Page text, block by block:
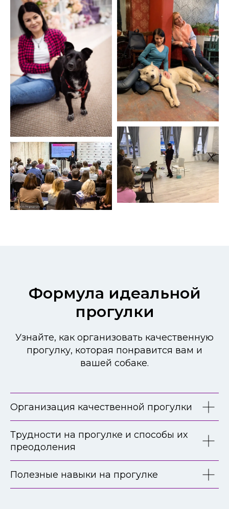
Формула идеальной
прогулки
Узнайте, как организовать качественную
прогулку, которая понравится вам и
вашей собаке.
Организация качественной прогулки
Трудности на прогулке и способы их
преодоления
Полезные навыки на прогулке